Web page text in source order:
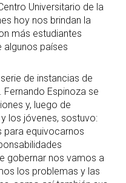
Universitario de la
hoy nos brindan la
más estudiantes
algunos países
de instancias de
Espinoza se
y, luego de
los jóvenes, sostuvo:
para equivocarnos
gobernar nos vamos a
los problemas y las